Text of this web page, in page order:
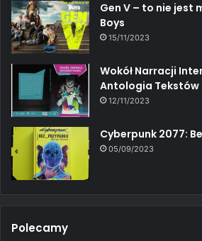
Gen V – to nie jest
Boys
15/11/2023
Wokół Narracji
Antologia Tekstów
12/11/2023
Cyberpunk 2077:
05/09/2023
Polecamy